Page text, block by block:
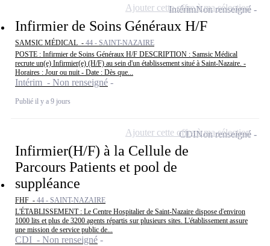
Infirmier de Soins Généraux H/F
SAMSIC MÉDICAL - 44 - SAINT-NAZAIRE
POSTE : Infirmier de Soins Généraux H/F DESCRIPTION : Samsic Médical
recrute un(e) Infirmier(e) (H/F) au sein d'un établissement situé à Saint-Nazaire. -
Horaires : Jour ou nuit - Date : Dès que...
Intérim - Non renseigné
Publié il y a 9 jours
IntérimNon renseigné
Ajouter cette offre à ma sélection
Infirmier(H/F) à la Cellule de
Parcours Patients et pool de
suppléance
FHF - 44 - SAINT-NAZAIRE
L'ÉTABLISSEMENT : Le Centre Hospitalier de Saint-Nazaire dispose d'environ
1000 lits et plus de 3200 agents répartis sur plusieurs sites. L'établissement assure
une mission de service public de...
CDI - Non renseigné
CDINon renseigné
Ajouter cette offre à ma sélection